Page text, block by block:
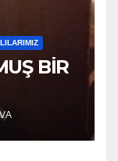
BİR